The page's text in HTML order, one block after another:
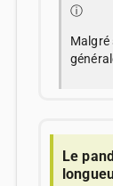
ⓘ
Malgré
Le